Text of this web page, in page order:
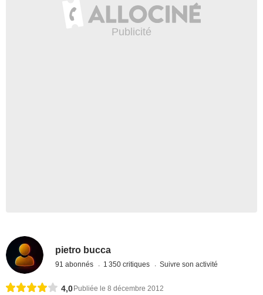
pietro bucca
91 abonnés 1 350 critiques Suivre son activité
4,0 Publiée le 8 décembre 2012